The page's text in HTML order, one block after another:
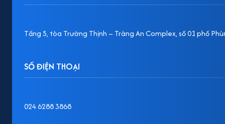
Tầng 5, tòa Trường Thịnh – Tràng An Complex, số 01 phố
SỐ ĐIỆN THOẠI
024 6288 3868